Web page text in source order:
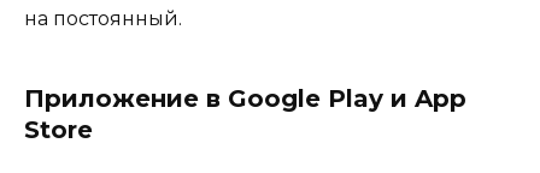
на постоянный.
Приложение в Google Play и App
Store